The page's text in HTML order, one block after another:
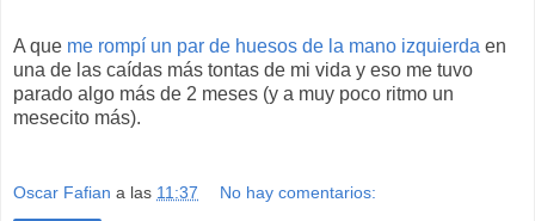
A que me rompí un par de huesos de la mano izquierda en
una de las caídas más tontas de mi vida y eso me tuvo
parado algo más de 2 meses (y a muy poco ritmo un
mesecito más).
Oscar Fafian a las 11:37 No hay comentarios: